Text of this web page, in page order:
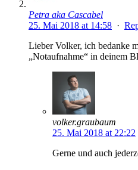
Petra aka Cascabel
25. Mai 2018 at 14:58 ·
Lieber Volker, ich bedanke
„Notaufnahme“ in deinem
volker.graubaum
25. Mai 2018 at 22:22
Gerne und auch